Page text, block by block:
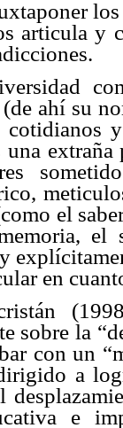
articula y
ahí su
y
el
el
en
sobre la
con un
a
e